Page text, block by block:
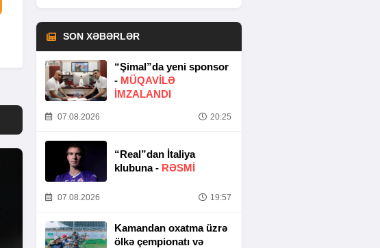
SON XƏBƏRLƏR
“Şimal”da yeni sponsor
- MÜQAVİLƏ
İMZALANDI
07.08.2026 20:25
“Real”dan İtaliya
klubuna - RƏSMİ
07.08.2026 19:57
Kamandan oxatma üzrə
ölkə çempionatı və